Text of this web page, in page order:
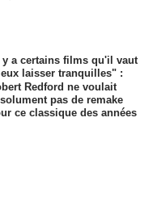
a certains films qu'il vaut
laisser tranquilles" :
Redford ne voulait
pas de remake
ce classique des années